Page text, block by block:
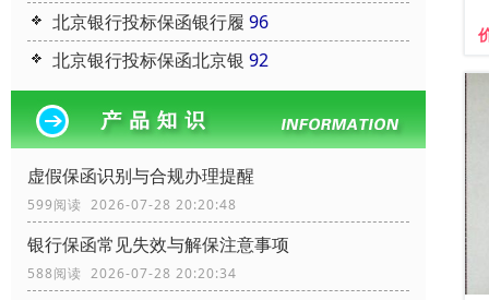
北京银行投标保函银行履 96
北京银行投标保函北京银 92
虚假保函识别与合规办理提醒
599阅读 2026-07-28 20:20:48
银行保函常见失效与解保注意事项
588阅读 2026-07-28 20:20:34